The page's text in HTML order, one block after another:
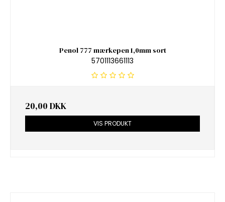
Penol 777 mærkepen 1,0mm sort
5701113661113
20,00 DKK
VIS PRODUKT